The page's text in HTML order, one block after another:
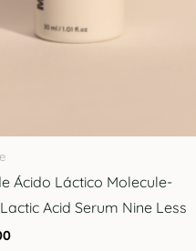
Ácido Láctico Molecule-
Acid Serum Nine Less